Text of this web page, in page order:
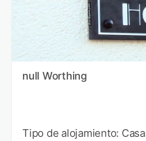
null Worthing
Tipo de alojamiento: Casa